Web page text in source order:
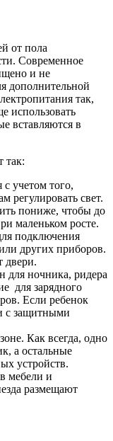
от пола
Современное
и не
дополнительной
так,
использовать
вставляются в
так:
учетом того,
регулировать свет.
пониже, чтобы до
маленьком росте.
подключения
других приборов.
двери.
для ночника, ридера
для зарядного
Если ребенок
с защитными
Как всегда, одно
а остальные
устройств.
мебели и
размещают